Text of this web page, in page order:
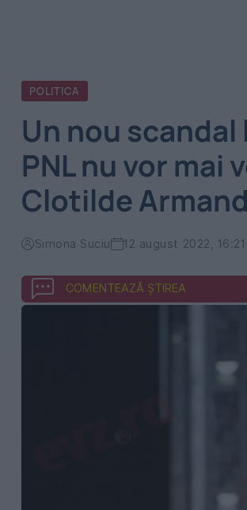
POLITICA
Un nou
PNL nu vor
Clotilde Armand
Simona Suciu 12 august 2022, 16:21
COMENTEAZĂ ȘTIREA